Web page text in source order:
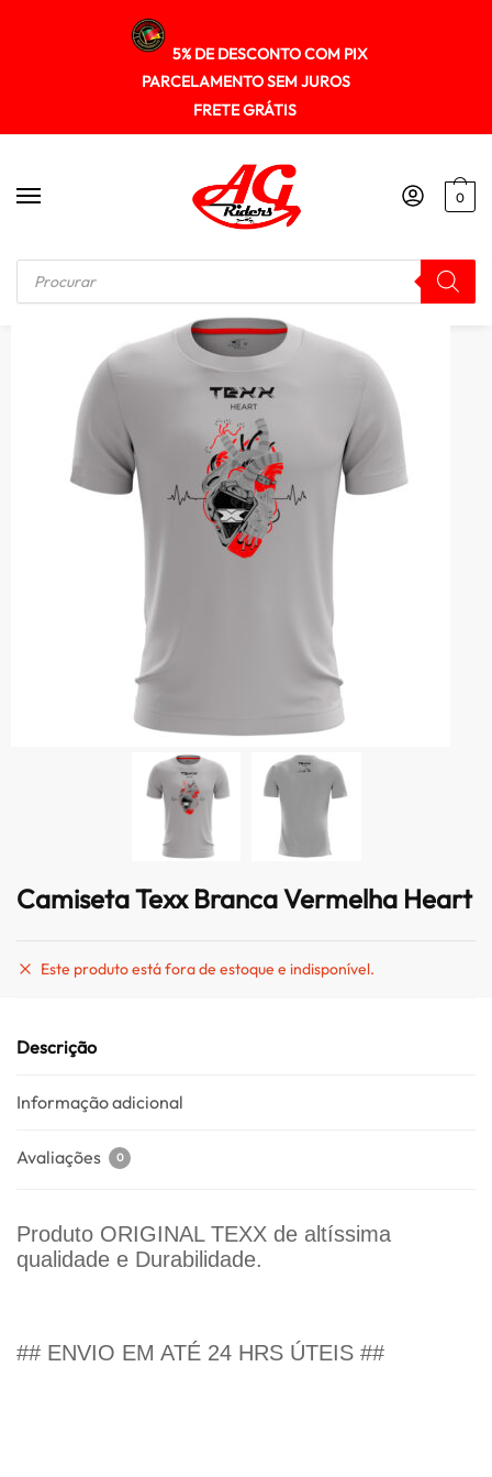
5% DE DESCONTO COM PIX
PARCELAMENTO SEM JUROS
FRETE GRÁTIS
0
Início / CASUAL MOTO
Camiseta Texx Branca Vermelha Heart
Este produto está fora de estoque e indisponível.
Descrição
Informação adicional
Avaliações 0
Produto ORIGINAL TEXX de altíssima
qualidade e Durabilidade.
## ENVIO EM ATÉ 24 HRS ÚTEIS ##